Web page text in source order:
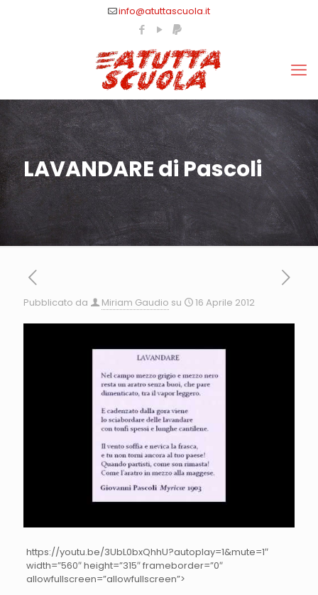
info@atuttascuola.it
LAVANDARE di Pascoli
Pubblicato da Miriam Gaudio su 16 Aprile 2012
https://youtu.be/3UbL0bxQhhU?autoplay=1&mute=1″
width=”560″ height=”315″ frameborder=”0″
allowfullscreen=”allowfullscreen”>